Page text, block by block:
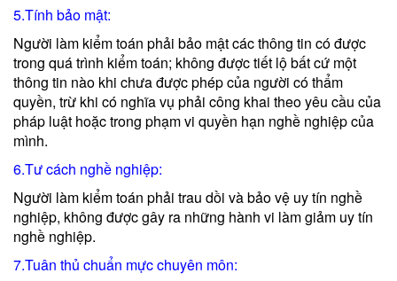
5.Tính bảo mật:
Người làm kiểm toán phải bảo mật các thông tin có được
trong quá trình kiểm toán; không được tiết lộ bất cứ một
thông tin nào khi chưa được phép của người có thẩm
quyền, trừ khi có nghĩa vụ phải công khai theo yêu cầu của
pháp luật hoặc trong phạm vi quyền hạn nghề nghiệp của
mình.
6.Tư cách nghề nghiệp:
Người làm kiểm toán phải trau dồi và bảo vệ uy tín nghề
nghiệp, không được gây ra những hành vi làm giảm uy tín
nghề nghiệp.
7.Tuân thủ chuẩn mực chuyên môn: